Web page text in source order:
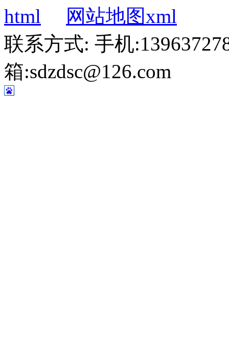
html
网站地图xml
联系方式: 手机
箱:sdzdsc@126.com